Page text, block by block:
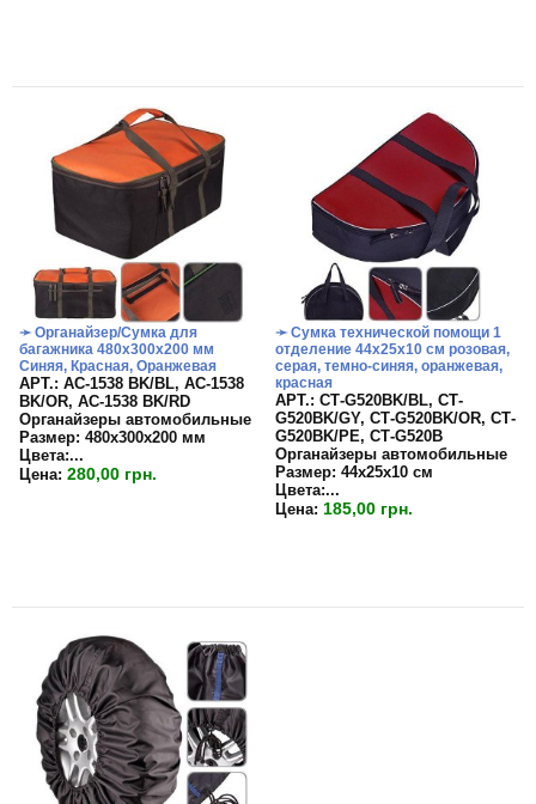
➛ Органайзер/Сумка для
багажника 480х300х200 мм
Синяя, Красная, Оранжевая
APT.: АС-1538 BK/BL, АС-1538
BK/OR, АС-1538 BK/RD
Органайзеры автомобильные
Размер: 480х300х200 мм
Цвета:...
Цена: 280,00 грн.
➛ Сумка технической помощи 1
отделение 44х25х10 см розовая,
серая, темно-синяя, оранжевая,
красная
APT.: СТ-G520BK/BL, СТ-
G520BK/GY, СТ-G520BK/OR, СТ-
G520BK/PE, СТ-G520B
Органайзеры автомобильные
Размер: 44х25х10 см
Цвета:...
Цена: 185,00 грн.